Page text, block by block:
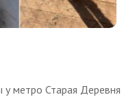
метро Старая Деревня